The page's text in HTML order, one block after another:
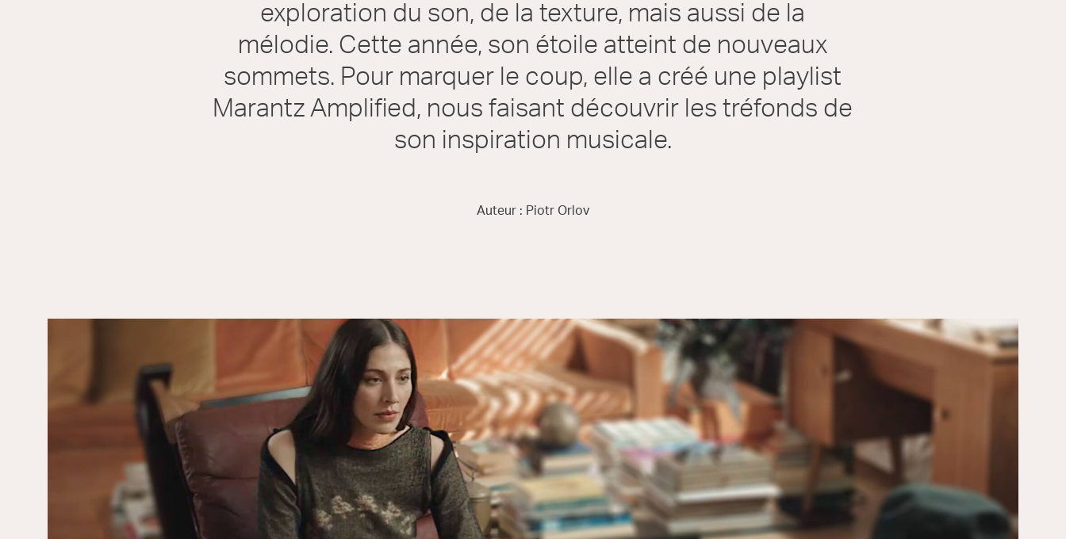
exploration du son, de la texture, mais aussi de la
mélodie. Cette année, son étoile atteint de nouveaux
sommets. Pour marquer le coup, elle a créé une playlist
Marantz Amplified, nous faisant découvrir les tréfonds de
son inspiration musicale.
Auteur : Piotr Orlov